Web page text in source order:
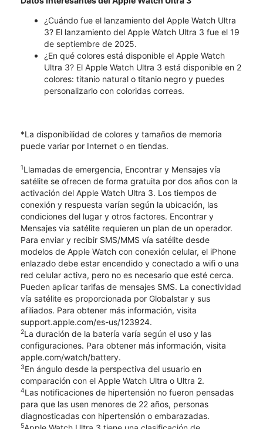
¿Cuándo fue el lanzamiento del Apple Watch Ultra
3? El lanzamiento del Apple Watch Ultra 3 fue el 19
de septiembre de 2025.
¿En qué colores está disponible el Apple Watch
Ultra 3? El Apple Watch Ultra 3 está disponible en 2
colores: titanio natural o titanio negro y puedes
personalizarlo con coloridas correas.
*La disponibilidad de colores y tamaños de memoria
puede variar por Internet o en tiendas.
1Llamadas de emergencia, Encontrar y Mensajes vía
satélite se ofrecen de forma gratuita por dos años con la
activación del Apple Watch Ultra 3. Los tiempos de
conexión y respuesta varían según la ubicación, las
condiciones del lugar y otros factores. Encontrar y
Mensajes vía satélite requieren un plan de un operador.
Para enviar y recibir SMS/MMS vía satélite desde
modelos de Apple Watch con conexión celular, el iPhone
enlazado debe estar encendido y conectado a wifi o una
red celular activa, pero no es necesario que esté cerca.
Pueden aplicar tarifas de mensajes SMS. La conectividad
vía satélite es proporcionada por Globalstar y sus
afiliados. Para obtener más información, visita
support.apple.com/es-us/123924.
2La duración de la batería varía según el uso y las
configuraciones. Para obtener más información, visita
apple.com/watch/battery.
3En ángulo desde la perspectiva del usuario en
comparación con el Apple Watch Ultra o Ultra 2.
4Las notificaciones de hipertensión no fueron pensadas
para que las usen menores de 22 años, personas
diagnosticadas con hipertensión o embarazadas.
5